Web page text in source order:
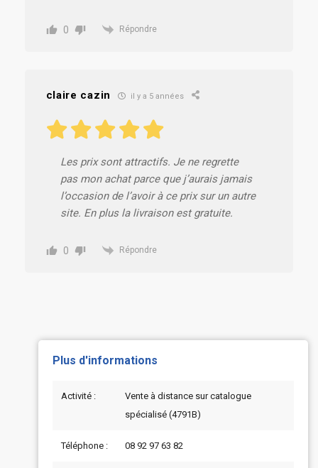
0 Répondre
claire cazin il y a 5 années
Les prix sont attractifs. Je ne regrette
pas mon achat parce que j’aurais jamais
l’occasion de l’avoir à ce prix sur un autre
site. En plus la livraison est gratuite.
0 Répondre
Plus d'informations
Activité :
Vente à distance sur catalogue
spécialisé (4791B)
Téléphone : 08 92 97 63 82